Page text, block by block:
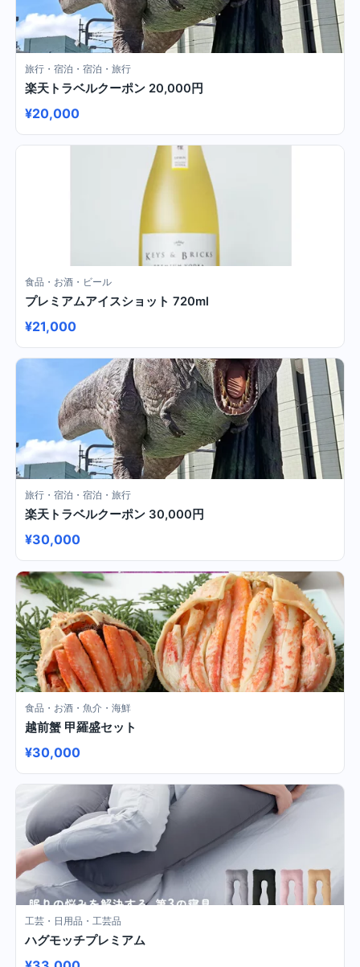
旅行・宿泊・宿泊・旅行
楽天トラベルクーポン 20,000円
¥20,000
食品・お酒・ビール
プレミアムアイスショット 720ml
¥21,000
旅行・宿泊・宿泊・旅行
楽天トラベルクーポン 30,000円
¥30,000
食品・お酒・魚介・海鮮
越前蟹 甲羅盛セット
¥30,000
工芸・日用品・工芸品
ハグモッチプレミアム